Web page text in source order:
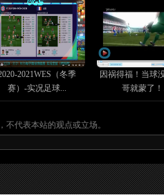
2021WES（冬季
赛）-实况足球...
因祸得福！当球
哥就蒙了！
不代表本站的观点或立场。